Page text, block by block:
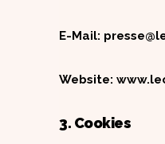
E-Mail:
Website:
3. Cookies